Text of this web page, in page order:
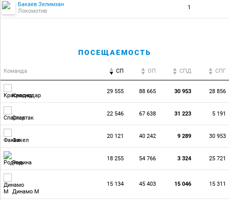
Бакаев Зелимхан
Локомотив
1
ПОСЕЩАЕМОСТЬ
Команда СП ОП CПД CПГ
Краснодар
29 555 88 665 30 953 28 856
Спартак
22 546 67 638 31 223 5 191
Факел
20 121 40 242 9 289 30 953
Родина
18 255 54 766 3 324 25 721
Динамо М
15 134 45 403 15 046 15 311